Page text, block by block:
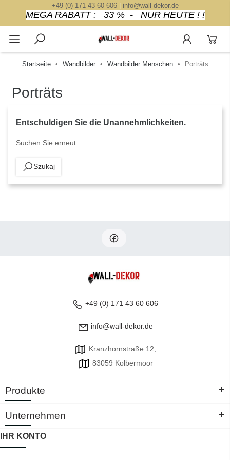
+49 (0) 171 43 60 606| info@wall-dekor.de
MEGA RABATT : 33 % - NUR HEUTE ! !
Startseite Wandbilder Wandbilder Menschen Porträts
Porträts
Entschuldigen Sie die Unannehmlichkeiten.
Suchen Sie erneut
Szukaj
+49 (0) 171 43 60 606
info@wall-dekor.de
Kranzhornstraße 12,
83059 Kolbermoor
Produkte +
Unternehmen +
IHR KONTO